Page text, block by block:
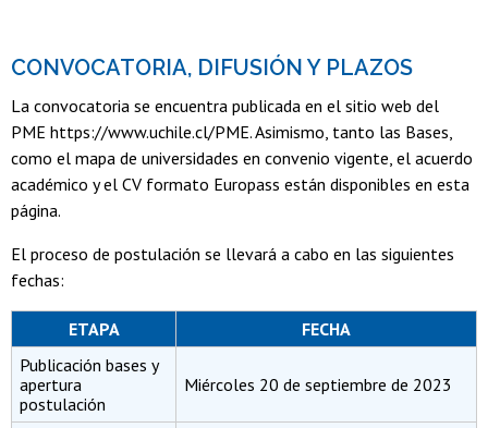
CONVOCATORIA, DIFUSIÓN Y PLAZOS
La convocatoria se encuentra publicada en el sitio web del
PME https://www.uchile.cl/PME. Asimismo, tanto las Bases,
como el mapa de universidades en convenio vigente, el acuerdo
académico y el CV formato Europass están disponibles en esta
página.
El proceso de postulación se llevará a cabo en las siguientes
fechas:
ETAPA
FECHA
Publicación bases y
apertura
postulación
Miércoles 20 de septiembre de 2023